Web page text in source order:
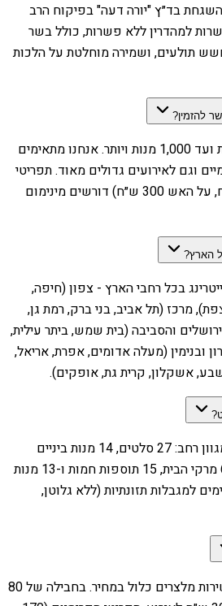
השגחת בד״ץ "יורה דעה" בפיקוח הרב
למהדרין ללא פשרות, כולל בשר
תולעים, ושמירה מוחלטת על הלכות
להזמין?
ניתן להזמין החל מ-10 מנות ועד 1,000 מנות ויותר. אנחנו מתאימים
וגם לאירועים גדולים מאוד. תפריטי
הפרימיום (יוקרתי 170 ש״ח, על האש 300 ש״ח) דורשים מינימום
הארץ?
בכל רחבי הארץ - צפון (חיפה,
מרכז (תל אביב, בני ברק, רמת גן,
והסביבה (בית שמש, ביתר עילית,
ובנימין (מעלה אדומים, אפרת, אריאל,
אשקלון, קרית גת, אופקים).
בהחלט. ניתן לבחור מתוך מגוון רחב: 27 סלטים, 14 מנות ביניים
ודגים, 7 פשטידות השף, 6 מרקי הבית, 15 תוספות חמות ו-13 מנות
למגבלות תזונתיות (ללא גלוטן,
בחבילות 90 ש״ח ומעלה שירות מלצרים כלול במחיר. בחבילה של 80